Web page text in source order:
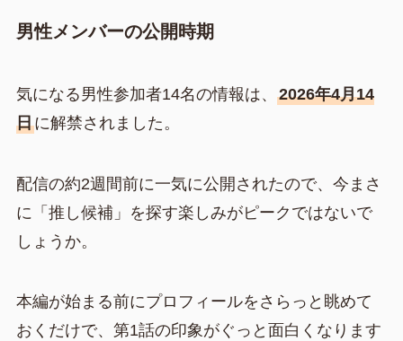
男性メンバーの公開時期
気になる男性参加者14名の情報は、 2026年4月14
日に解禁されました。
配信の約2週間前に一気に公開されたので、今まさ
に「推し候補」を探す楽しみがピークではないで
しょうか。
本編が始まる前にプロフィールをさらっと眺めて
おくだけで、第1話の印象がぐっと面白くなります